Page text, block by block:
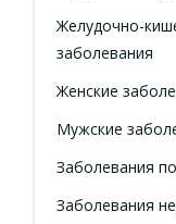
Желудочно-
заболевания
Женские
Мужские
Заболевания
Заболевания